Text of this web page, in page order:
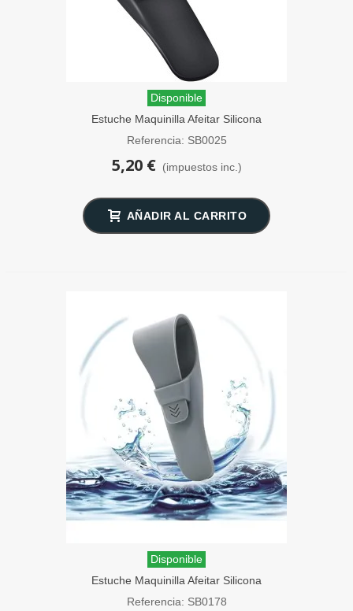
Disponible
Estuche Maquinilla Afeitar Silicona
SensaBien Negro
Referencia: SB0025
5,20 € (impuestos inc.)
AÑADIR AL CARRITO
Disponible
Estuche Maquinilla Afeitar Silicona
SensaBien Gris
Referencia: SB0178